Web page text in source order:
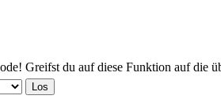
Greifst du auf diese Funktion auf die